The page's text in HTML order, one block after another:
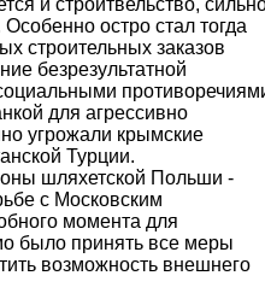
остро стал тогда
строительных заказов
безрезультатной
для агрессивно
угрожали крымские
Турции.
шляхетской Польши -
с Московским
момента для
было принять все меры
возможность внешнего